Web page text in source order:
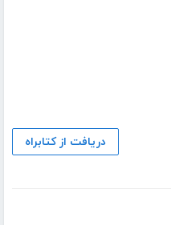
دریافت از کتابراه